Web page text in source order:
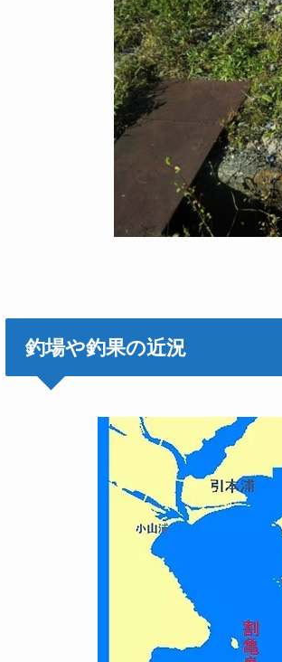
釣場や釣果の近況